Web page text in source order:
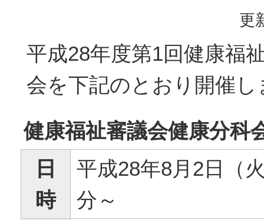
更
平成28年度第1回健康福
会を下記のとおり開催し
健康福祉審議会健康分科
日
時
平成28年8月2日（
分～